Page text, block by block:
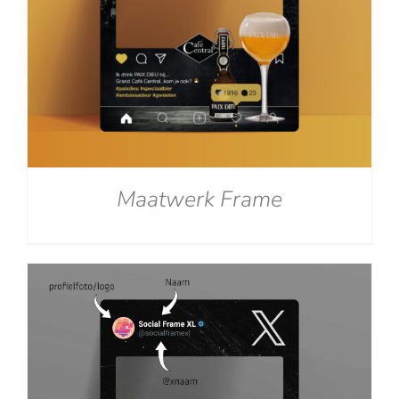
Maatwerk Frame